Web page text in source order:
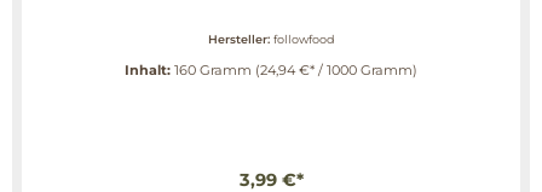
Hersteller: followfood
Inhalt: 160 Gramm (24,94 €* / 1000 Gramm)
3,99 €*